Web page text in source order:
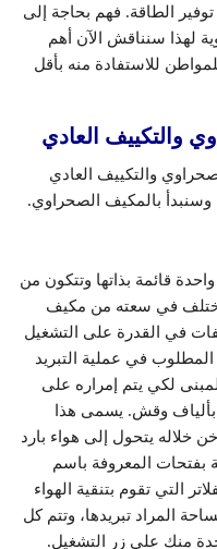
الطاقة. فهم بحاجة إلى
لهذا سنناقش الآن أهم
للاستفادة منه بأقل
والتكييف العادي
والتكييف العادي
بالمكيف الصحراوي.
قائمة بذاتها وتتكون من
في سعته من مكيف
في القدرة على التشغيل
في عملية التبريد
لكي يتم إمراره على
بألياف وقش. يسمى هذا
خلاله يتحول إلى هواء بارد
بفتحات المعروفة باسم
التي تقوم بتنقية الهواء
المراد تبريدها، وتتم كل
منك على زر التشغيل.